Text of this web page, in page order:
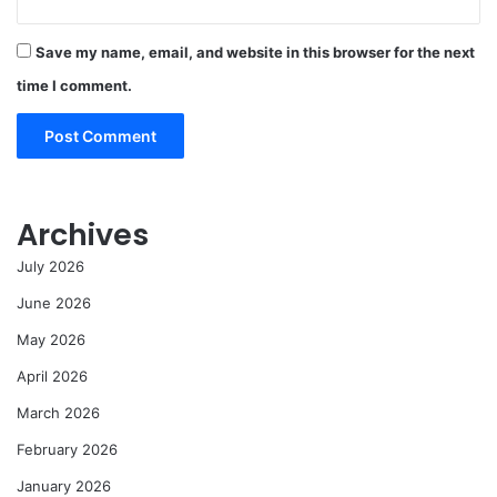
Save my name, email, and website in this browser for the next
time I comment.
Archives
July 2026
June 2026
May 2026
April 2026
March 2026
February 2026
January 2026